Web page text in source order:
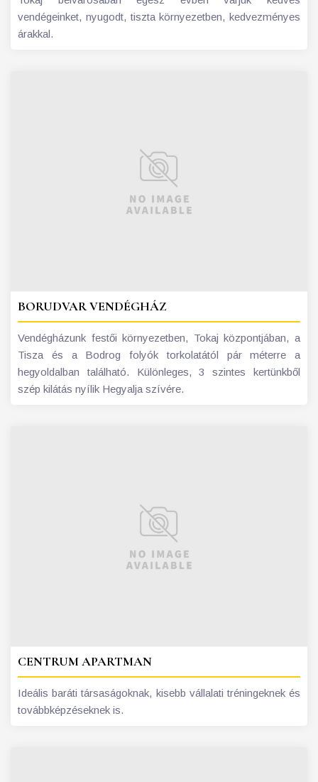
vendégeinket, nyugodt, tiszta környezetben, kedvezményes
árakkal.
BORUDVAR VENDÉGHÁZ
Vendégházunk festői környezetben, Tokaj központjában, a
Tisza és a Bodrog folyók torkolatától pár méterre a
hegyoldalban található. Különleges, 3 szintes kertünkből
szép kilátás nyílik Hegyalja szívére.
CENTRUM APARTMAN
Ideális baráti társaságoknak, kisebb vállalati tréningeknek és
továbbképzéseknek is.